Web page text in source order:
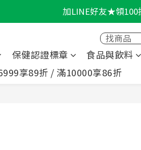
輕盈一夏★滿額
加LINE好友★領100
輕盈一夏★滿額
保健認證標章 食品與飲料
享89折 / 滿10000享86折